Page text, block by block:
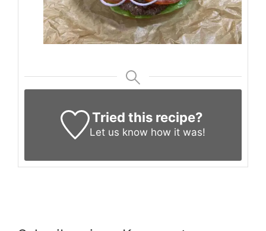
Tried this recipe?
Let us know how it was!